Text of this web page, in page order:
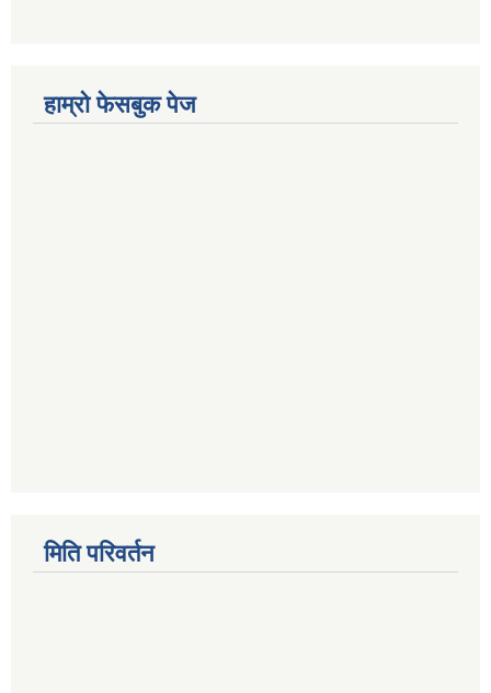
हाम्रो फेसबुक पेज
मिति परिवर्तन